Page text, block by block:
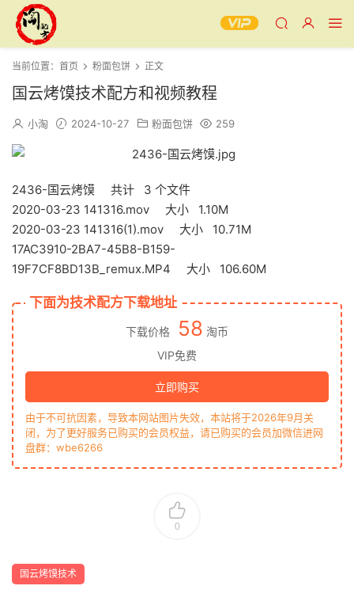
当前位置： 首页 粉面包饼 正文
国云烤馍技术配方和视频教程
小淘 2024-10-27 粉面包饼 259
2436-国云烤馍 共计 3 个文件
2020-03-23 141316.mov 大小 1.10M
2020-03-23 141316(1).mov 大小 10.71M
17AC3910-2BA7-45B8-B159-
19F7CF8BD13B_remux.MP4 大小 106.60M
下面为技术配方下载地址
下载价格 58 淘币
VIP免费
立即购买
由于不可抗因素，导致本网站图片失效，本站将于2026年9月关
闭，为了更好服务已购买的会员权益，请已购买的会员加微信进网
盘群：wbe6266
0
国云烤馍技术